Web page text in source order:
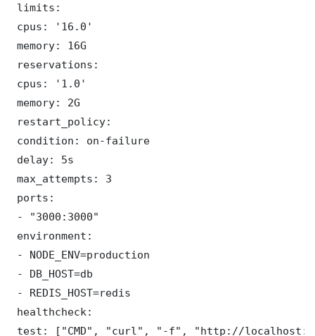
limits:
cpus: '16.0'
memory: 16G
reservations:
cpus: '1.0'
memory: 2G
restart_policy:
condition: on-failure
delay: 5s
max_attempts: 3
ports:
- "3000:3000"
environment:
- NODE_ENV=production
- DB_HOST=db
- REDIS_HOST=redis
healthcheck:
test: ["CMD", "curl", "-f", "http://